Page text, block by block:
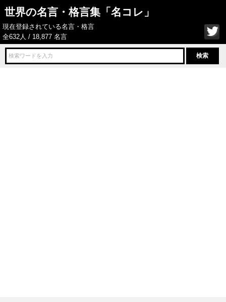
世界の名言・格言集「名コレ」
現在登録されている名言・格言
全632人 / 18,877 名言